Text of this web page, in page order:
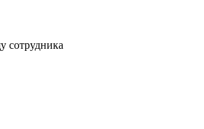
сотрудника